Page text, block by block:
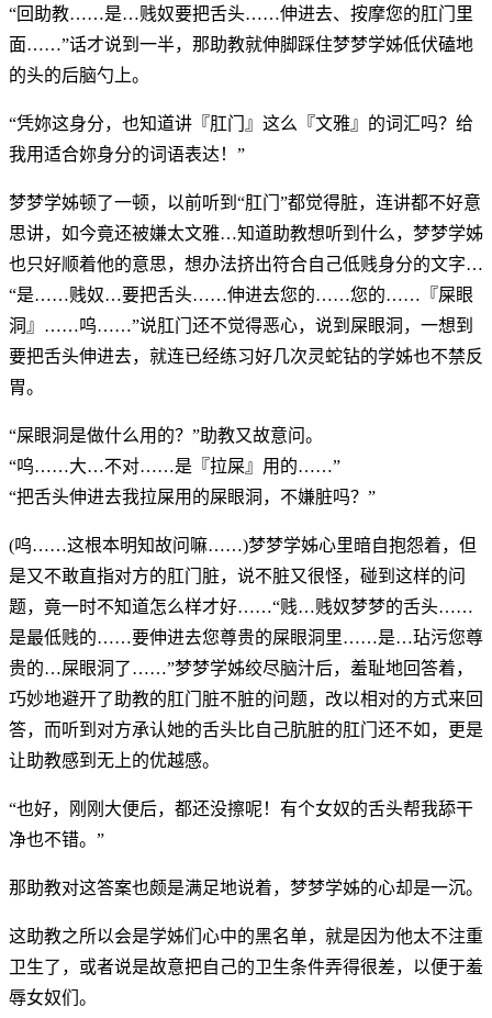
“回助教……是…贱奴要把舌头……伸进去、按摩您的肛门里
面……”话才说到一半，那助教就伸脚踩住梦梦学姊低伏磕地
的头的后脑勺上。
“凭妳这身分，也知道讲『肛门』这么『文雅』的词汇吗？给
我用适合妳身分的词语表达！”
梦梦学姊顿了一顿，以前听到“肛门”都觉得脏，连讲都不好意
思讲，如今竟还被嫌太文雅…知道助教想听到什么，梦梦学姊
也只好顺着他的意思，想办法挤出符合自己低贱身分的文字…
“是……贱奴…要把舌头……伸进去您的……您的……『屎眼
洞』……呜……”说肛门还不觉得恶心，说到屎眼洞，一想到
要把舌头伸进去，就连已经练习好几次灵蛇钻的学姊也不禁反
胃。
“屎眼洞是做什么用的？”助教又故意问。
“呜……大…不对……是『拉屎』用的……”
“把舌头伸进去我拉屎用的屎眼洞，不嫌脏吗？”
(呜……这根本明知故问嘛……)梦梦学姊心里暗自抱怨着，但
是又不敢直指对方的肛门脏，说不脏又很怪，碰到这样的问
题，竟一时不知道怎么样才好……“贱…贱奴梦梦的舌头……
是最低贱的……要伸进去您尊贵的屎眼洞里……是…玷污您尊
贵的…屎眼洞了……”梦梦学姊绞尽脑汁后，羞耻地回答着，
巧妙地避开了助教的肛门脏不脏的问题，改以相对的方式来回
答，而听到对方承认她的舌头比自己肮脏的肛门还不如，更是
让助教感到无上的优越感。
“也好，刚刚大便后，都还没擦呢！有个女奴的舌头帮我舔干
净也不错。”
那助教对这答案也颇是满足地说着，梦梦学姊的心却是一沉。
这助教之所以会是学姊们心中的黑名单，就是因为他太不注重
卫生了，或者说是故意把自己的卫生条件弄得很差，以便于羞
辱女奴们。